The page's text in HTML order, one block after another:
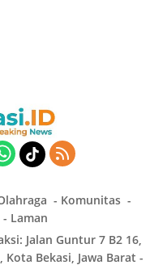
Komunitas
Laman
Jalan Guntur 7 B2 16,
Bekasi, Jawa Barat -